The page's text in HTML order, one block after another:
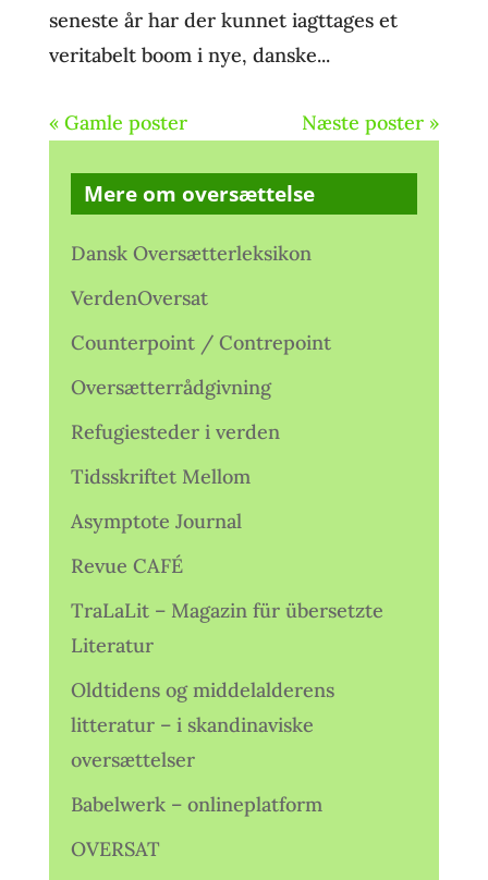
seneste år har der kunnet iagttages et
veritabelt boom i nye, danske...
« Gamle poster Næste poster »
Mere om oversættelse
Dansk Oversætterleksikon
VerdenOversat
Counterpoint / Contrepoint
Oversætterrådgivning
Refugiesteder i verden
Tidsskriftet Mellom
Asymptote Journal
Revue CAFÉ
TraLaLit – Magazin für übersetzte
Literatur
Oldtidens og middelalderens
litteratur – i skandinaviske
oversættelser
Babelwerk – onlineplatform
OVERSAT